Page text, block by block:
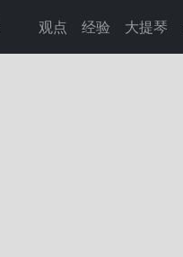
观点 经验 大提琴